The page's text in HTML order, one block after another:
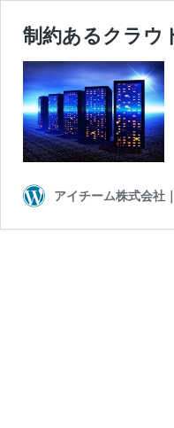
制約あるクラウ
アイチーム株式会社